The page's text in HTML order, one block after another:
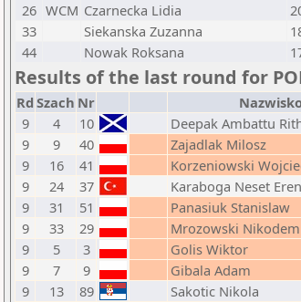
26 WCM Czarnecka Lidia
33
Siekanska Zuzanna
44
Nowak Roksana
Results of the last round for
Rd Szach Nr
9
4 10 Deepak Ambattu
9
9 40 Zajadlak Milosz
9
16 41 Korzeniowski
9
24 37 Karaboga Neset Eren
9
31 51 Panasiuk Stanislaw
9
33 29 Mrozowski Nikodem
9
5 3 Golis Wiktor
9
7 9 Gibala Adam
9
13 89 Sakotic Nikola